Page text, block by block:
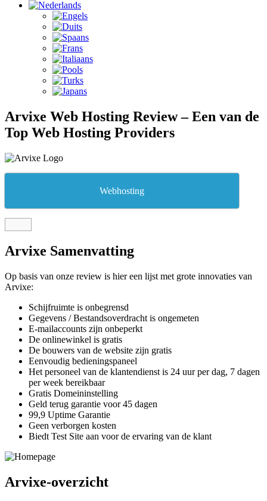
Arvixe Web Hosting Review – Een van de
Top Web Hosting Providers
Webhosting
Arvixe Samenvatting
Op basis van onze review is hier een lijst met grote innovaties van
Arvixe:
Schijfruimte is onbegrensd
Gegevens / Bestandsoverdracht is ongemeten
E-mailaccounts zijn onbeperkt
De onlinewinkel is gratis
De bouwers van de website zijn gratis
Eenvoudig bedieningspaneel
Het personeel van de klantendienst is 24 uur per dag, 7 dagen
per week bereikbaar
Gratis Domeininstelling
Geld terug garantie voor 45 dagen
99,9 Uptime Garantie
Geen verborgen kosten
Biedt Test Site aan voor de ervaring van de klant
Arvixe-overzicht